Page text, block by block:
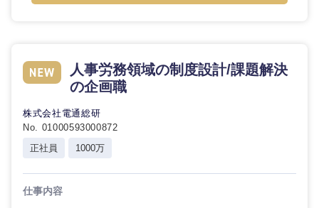
人事労務領域の制度設計/課題解決
の企画職
株式会社電通総研
No. 01000593000872
正社員
1000万
仕事内容